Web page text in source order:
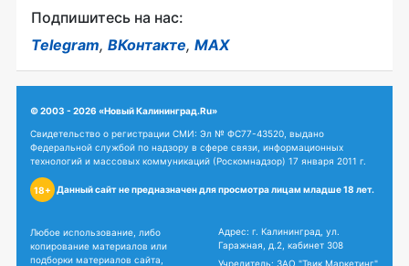
Подпишитесь на нас:
Telegram, ВКонтакте, MAX
© 2003 - 2026 «Новый Калининград.Ru»
Свидетельство о регистрации СМИ: Эл № ФС77-43520, выдано
Федеральной службой по надзору в сфере связи, информационных
технологий и массовых коммуникаций (Роскомнадзор) 17 января 2011 г.
18+ Данный сайт не предназначен для просмотра лицам младше 18 лет.
Любое использование, либо
копирование материалов или
подборки материалов сайта,
Адрес: г. Калининград, ул.
Гаражная, д.2, кабинет 308
Учредитель: ЗАО "Твик Маркетинг"